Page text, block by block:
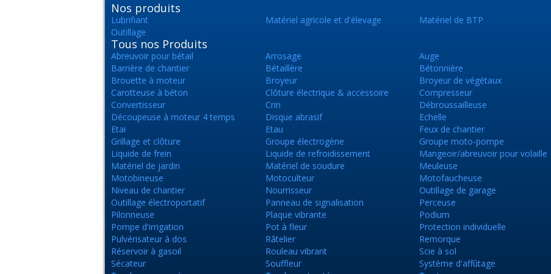
Nos produits
Lubrifiant Matériel agricole et d'élevage Matériel de BTP
Outillage
Tous nos Produits
Abreuvoir pour bétail Arrosage Auge
Barrière de chantier
Bétaillère Bétonnière
Brouette à moteur
Broyeur Broyeur de végétaux
Carotteuse à béton
Clôture électrique & accessoire Compresseur
Convertisseur
Crin Débroussailleuse
Découpeuse à moteur 4 temps
Disque abrasif Echelle
Etai
Etau Feux de chantier
Grillage et clôture
Groupe électrogène Groupe moto-pompe
Liquide de frein
Liquide de refroidissement Mangeoir/abreuvoir pour volaille
Matériel de jardin
Matériel de soudure Meuleuse
Motobineuse
Motoculteur Motofaucheuse
Niveau de chantier
Nourrisseur Outillage de garage
Outillage électroportatif
Panneau de signalisation Perceuse
Pilonneuse
Plaque vibrante Podium
Pompe d'irrigation
Pot à fleur Protection individuelle
Pulvérisateur à dos
Râtelier Remorque
Réservoir à gasoil
Rouleau vibrant Scie à sol
Sécateur
Souffleur Système d'affûtage